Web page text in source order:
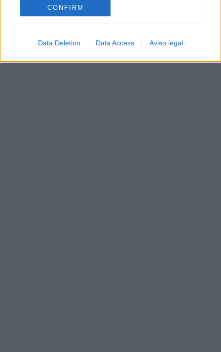
CONFIRM
Data Deletion Data Access Aviso legal